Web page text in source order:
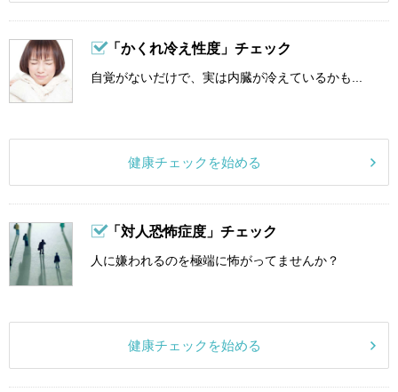
「かくれ冷え性度」チェック
自覚がないだけで、実は内臓が冷えているかも...
健康チェックを始める
「対人恐怖症度」チェック
人に嫌われるのを極端に怖がってませんか？
健康チェックを始める